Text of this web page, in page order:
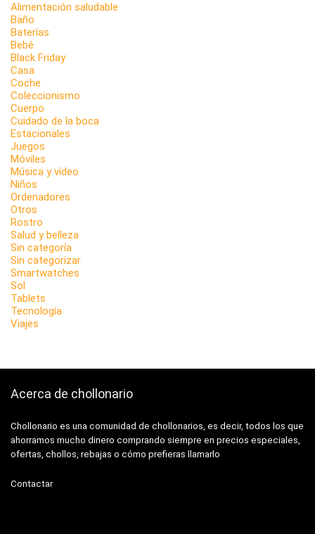
Alimentación saludable
Baño
Baterías
Bebé
Black Friday
Casa
Coche
Coleccionismo
Cuerpo
Cuidado de la boca
Estacionales
Juegos
Móviles
Música y vídeo
Niños
Ordenadores
Otros
Rostro
Salud y belleza
Sin categoría
Sin categorizar
Smartwatches
Sol
Tablets
Tecnología
Viajes
Acerca de chollonario
Chollonario es una comunidad de chollonarios, es decir, todos los que
ahorramos mucho dinero comprando siempre en precios especiales,
ofertas, chollos, rebajas o cómo prefieras llamarlo
Contactar